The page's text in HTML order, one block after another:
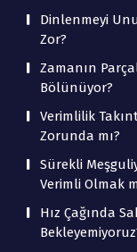
Dinlenmeyi
Zor?
Zamanın
Bölünüyor?
Verimlilik
Zorunda mı?
Sürekli
Verimli Olmak
Hız Çağında